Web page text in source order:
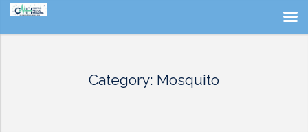
Category: Mosquito